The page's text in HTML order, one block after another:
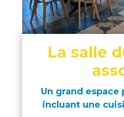
La salle
Un grand espace
incluant une